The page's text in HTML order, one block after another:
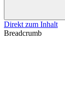
Direkt zum Inhalt
Breadcrumb